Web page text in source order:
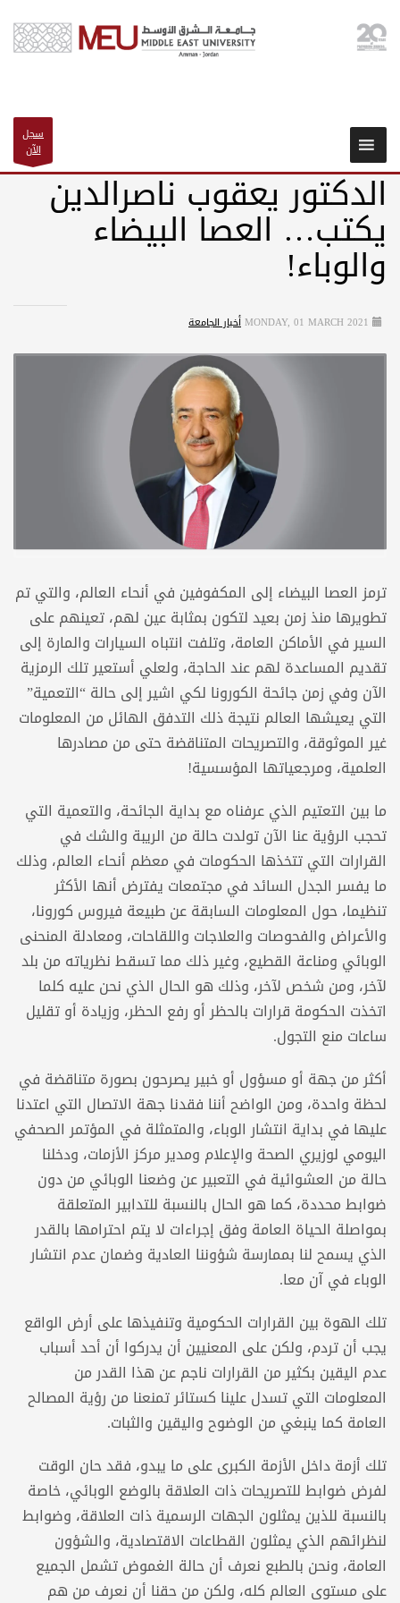
سجل
الآن
الدكتور يعقوب ناصرالدين
يكتب… العصا البيضاء
والوباء!
MONDAY, 01 MARCH 2021أخبار الجامعة
ترمز العصا البيضاء إلى المكفوفين في أنحاء العالم، والتي تم
تطويرها منذ زمن بعيد لتكون بمثابة عين لهم، تعينهم على
السير في الأماكن العامة، وتلفت انتباه السيارات والمارة إلى
تقديم المساعدة لهم عند الحاجة، ولعلي أستعير تلك الرمزية
الآن وفي زمن جائحة الكورونا لكي اشير إلى حالة “التعمية”
التي يعيشها العالم نتيجة ذلك التدفق الهائل من المعلومات
غير الموثوقة، والتصريحات المتناقضة حتى من مصادرها
العلمية، ومرجعياتها المؤسسية!
ما بين التعتيم الذي عرفناه مع بداية الجائحة، والتعمية التي
تحجب الرؤية عنا الآن تولدت حالة من الريبة والشك في
القرارات التي تتخذها الحكومات في معظم أنحاء العالم، وذلك
ما يفسر الجدل السائد في مجتمعات يفترض أنها الأكثر
تنظيما، حول المعلومات السابقة عن طبيعة فيروس كورونا،
والأعراض والفحوصات والعلاجات واللقاحات، ومعادلة المنحنى
الوبائي ومناعة القطيع، وغير ذلك مما تسقط نظرياته من بلد
لآخر، ومن شخص لآخر، وذلك هو الحال الذي نحن عليه كلما
اتخذت الحكومة قرارات بالحظر أو رفع الحظر، وزيادة أو تقليل
ساعات منع التجول.
أكثر من جهة أو مسؤول أو خبير يصرحون بصورة متناقضة في
لحظة واحدة، ومن الواضح أننا فقدنا جهة الاتصال التي اعتدنا
عليها في بداية انتشار الوباء، والمتمثلة في المؤتمر الصحفي
اليومي لوزيري الصحة والإعلام ومدير مركز الأزمات، ودخلنا
حالة من العشوائية في التعبير عن وضعنا الوبائي من دون
ضوابط محددة، كما هو الحال بالنسبة للتدابير المتعلقة
بمواصلة الحياة العامة وفق إجراءات لا يتم احترامها بالقدر
الذي يسمح لنا بممارسة شؤوننا العادية وضمان عدم انتشار
الوباء في آن معا.
تلك الهوة بين القرارات الحكومية وتنفيذها على أرض الواقع
يجب أن تردم، ولكن على المعنيين أن يدركوا أن أحد أسباب
عدم اليقين بكثير من القرارات ناجم عن هذا القدر من
المعلومات التي تسدل علينا كستائر تمنعنا من رؤية المصالح
العامة كما ينبغي من الوضوح واليقين والثبات.
تلك أزمة داخل الأزمة الكبرى على ما يبدو، فقد حان الوقت
لفرض ضوابط للتصريحات ذات العلاقة بالوضع الوبائي، خاصة
بالنسبة للذين يمثلون الجهات الرسمية ذات العلاقة، وضوابط
لنظرائهم الذي يمثلون القطاعات الاقتصادية، والشؤون
العامة، ونحن بالطبع نعرف أن حالة الغموض تشمل الجميع
على مستوى العالم كله، ولكن من حقنا أن نعرف من هم